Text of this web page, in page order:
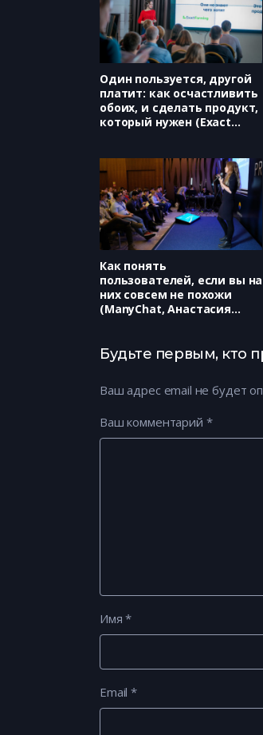
Один пользуется, другой
платит: как осчастливить
обоих, и сделать продукт,
который нужен (Exact
Как понять
пользователей, если вы на
них совсем не похожи
(ManyChat, Анастасия
Будьте первым, кто
Ваш адрес email не будет
Ваш комментарий *
Имя*
Email*